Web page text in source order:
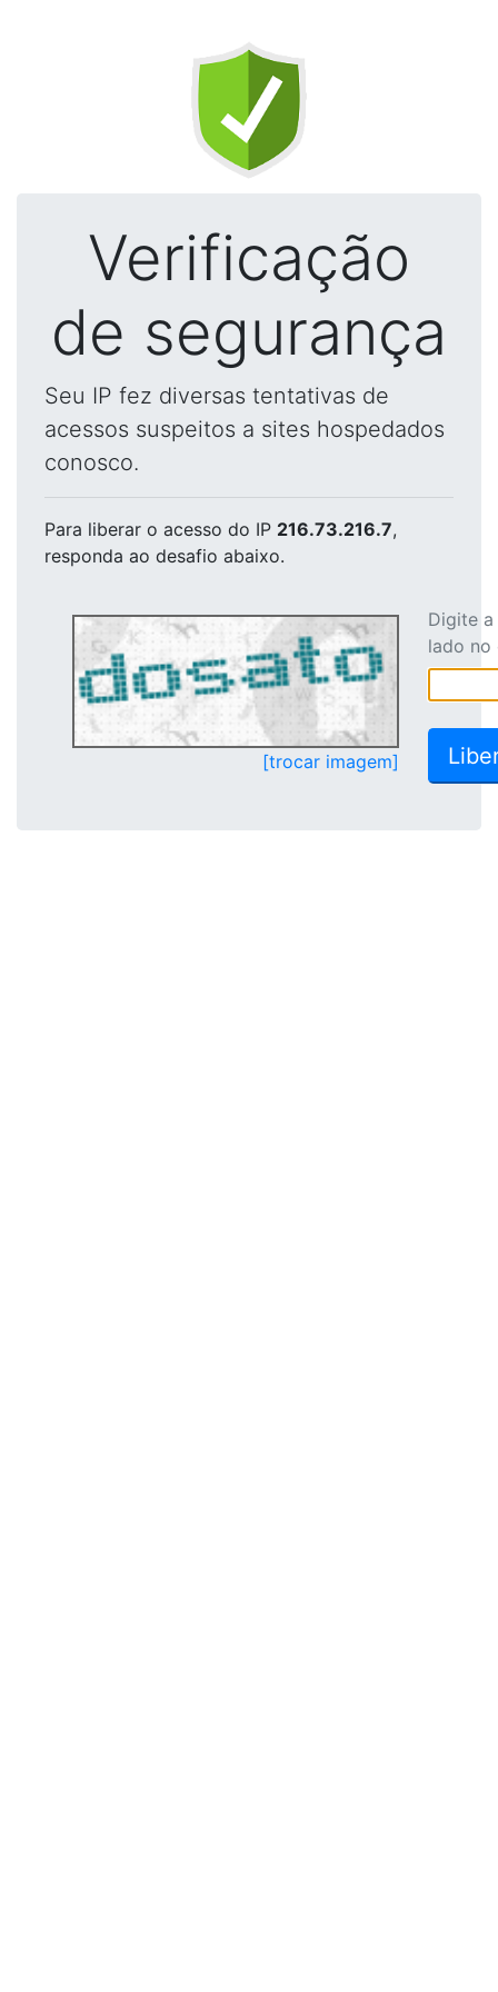
Verificação
de segurança
Seu IP fez diversas tentativas de
acessos suspeitos a sites hospedados
conosco.
Para liberar o acesso do IP 216.73.216.7,
responda ao desafio abaixo.
[trocar imagem]
Digite
lado no